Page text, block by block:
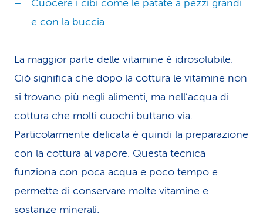
Cuocere i cibi come le patate a pezzi grandi
e con la buccia
La maggior parte delle vitamine è idrosolubile.
Ciò significa che dopo la cottura le vitamine non
si trovano più negli alimenti, ma nell’acqua di
cottura che molti cuochi buttano via.
Particolarmente delicata è quindi la preparazione
con la cottura al vapore. Questa tecnica
funziona con poca acqua e poco tempo e
permette di conservare molte vitamine e
sostanze minerali.